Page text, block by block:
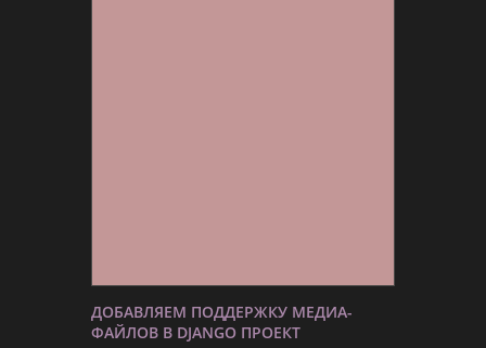
ДОБАВЛЯЕМ ПОДДЕРЖКУ МЕДИА-
ФАЙЛОВ В DJANGO ПРОЕКТ